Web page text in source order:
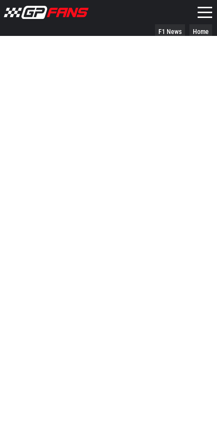
Home
F1 News